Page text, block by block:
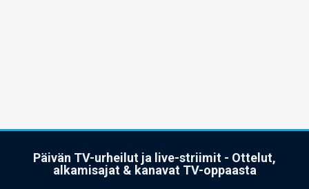
Päivän TV-urheilut ja live-striimit - Ottelut,
alkamisajat & kanavat TV-oppaasta